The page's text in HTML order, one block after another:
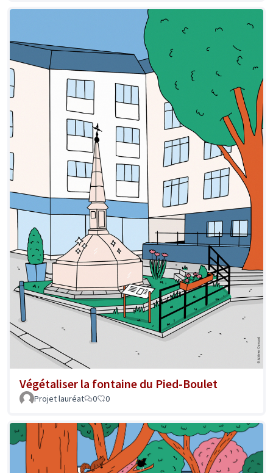
Végétaliser la fontaine du Pied-Boulet
Projet lauréat 0 0